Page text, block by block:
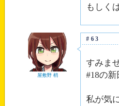
もしく
屋敷野 梢
#63
すみま
#18の
私が気